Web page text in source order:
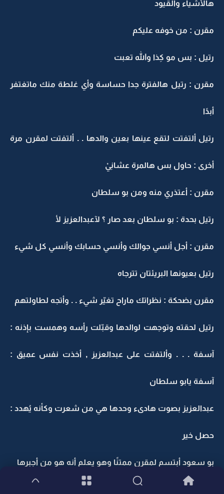
هالأشياء والقيود
مقرن : من خوفه عليكم
رتيل : بس مو كِذا والله تعبت
مقرن : رتيل هالفترة جدا حساسة وأي غلطة منك ماتغتفر
أبدًا
رتيل ألتفتت لتقع عينها بعين والدها . . ألتفتت لمقرن مرة
أخرى : حاول بس هالمرة عشانِيْ
مقرن : أعتذري منه ومن بو سلطان
رتيل بحدة : بو سلطان بعد صار ؟ لآعبدالعزيز لأ
مقرن : أجل أنسي جوالك وأنسي حسابك وأنسي كل شيء
رتيل بعيونها البريئتان تترجاه
مقرن بضحكة : نظراتك ماراح تغيّر شيء . . وأتجه لطاولتهم
رتيل لحقته وتوجهت لوالدها وقبّلت رأسه وهمست بإذنه :
آسفة . . . وألتفتت على عبدالعزيز , أخذت نفس عميق :
آسفة يابو سلطان
عبدالعزيز بصوت هادىء وحدها هي من شعرت وكأنه يُهدد :
حصل خير
بو سعود أبتسم لمقرن ممتنًا وهو يعلم أنه هو من أجبرها